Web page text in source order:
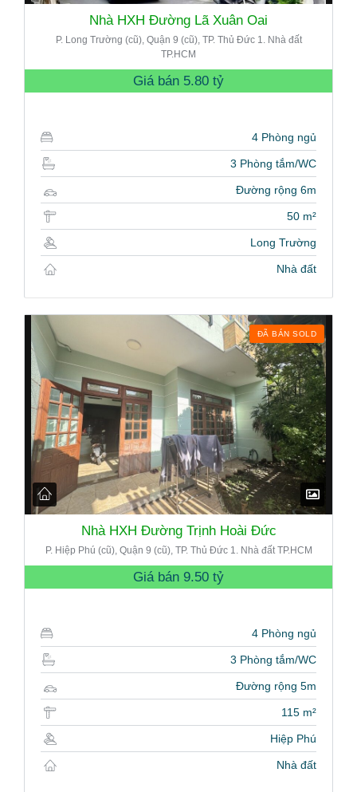
Nhà HXH Đường Lã Xuân Oai
P. Long Trường (cũ), Quận 9 (cũ), TP. Thủ Đức 1. Nhà đất
TP.HCM
Giá bán 5.80 tỷ
4 Phòng ngủ
3 Phòng tắm/WC
Đường rộng 6m
50 m²
Long Trường
Nhà đất
ĐÃ BÁN SOLD
Nhà HXH Đường Trịnh Hoài Đức
P. Hiệp Phú (cũ), Quận 9 (cũ), TP. Thủ Đức 1. Nhà đất TP.HCM
Giá bán 9.50 tỷ
4 Phòng ngủ
3 Phòng tắm/WC
Đường rộng 5m
115 m²
Hiệp Phú
Nhà đất